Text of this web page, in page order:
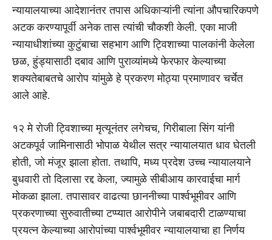
न्यायालयाच्या आदेशानंतर तपास अधिकाऱ्यांनी त्यांना औपचारिकपणे
अटक करण्यापूर्वी अनेक तास त्यांची चौकशी केली. एका माजी
न्यायाधीशांच्या कुटुंबाचा सहभाग आणि ट्विशाच्या पालकांनी केलेला
छळ, हुंड्यासाठी दबाव आणि पुराव्यांमध्ये फेरफार केल्याच्या
शक्यतेबाबतचे आरोप यांमुळे हे प्रकरण मोठ्या प्रमाणावर चर्चेत
आले आहे.
१२ मे रोजी ट्विशाच्या मृत्यूनंतर लगेचच, गिरीबाला सिंग यांनी
अटकपूर्व जामिनासाठी भोपाळ येथील सत्र न्यायालयात धाव घेतली
होती, जो मंजूर झाला होता. तथापि, मध्य प्रदेश उच्च न्यायालयाने
बुधवारी तो दिलासा रद्द केला, ज्यामुळे सीबीआय कारवाईचा मार्ग
मोकळा झाला. तपासावर वाढत्या छाननीच्या पार्श्वभूमीवर आणि
प्रकरणाच्या सुरुवातीच्या टप्प्यात आरोपीने जबाबदारी टाळण्याचा
प्रयत्न केल्याच्या आरोपांच्या पार्श्वभूमीवर न्यायालयाचा हा निर्णय